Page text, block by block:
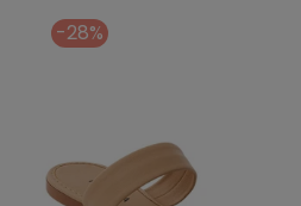
-28%